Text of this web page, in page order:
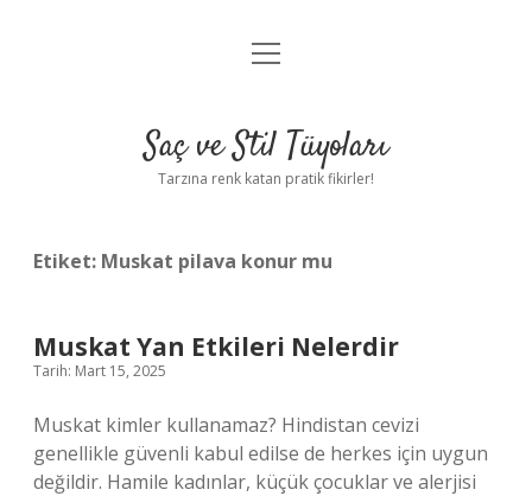
Anasayfa
Yasal Uyarı
menüyü
Saç ve Stil Tüyoları
Tarzına renk katan pratik fikirler!
Etiket: Muskat pilava konur mu
Muskat Yan Etkileri Nelerdir
Tarih: Mart 15, 2025
Muskat kimler kullanamaz? Hindistan cevizi
genellikle güvenli kabul edilse de herkes için uygun
değildir. Hamile kadınlar, küçük çocuklar ve alerjisi